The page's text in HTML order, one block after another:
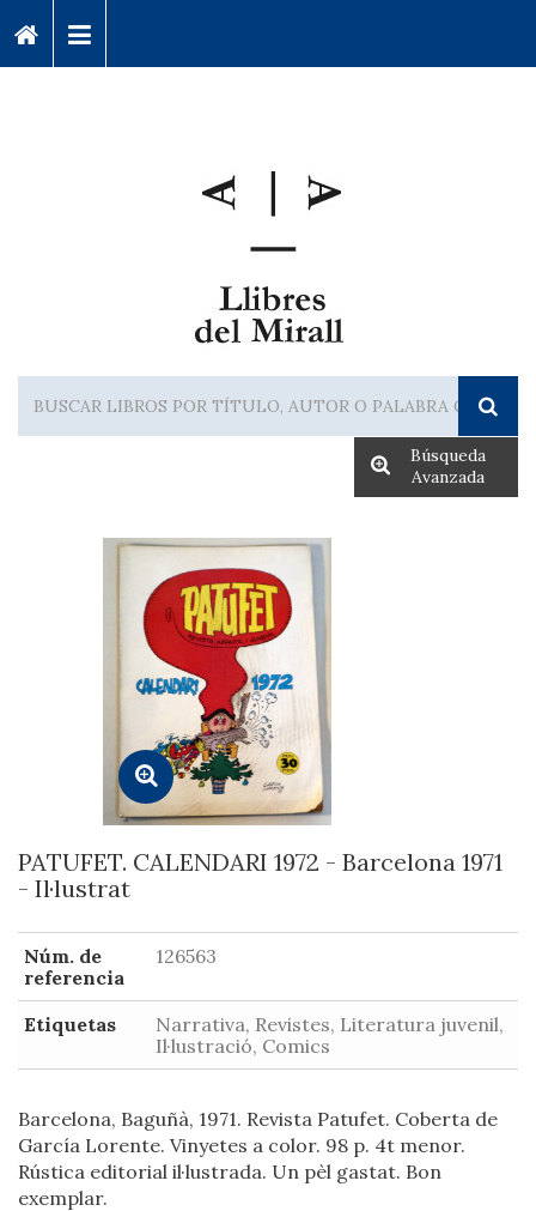
Búsqueda
Avanzada
PATUFET. CALENDARI 1972 - Barcelona 1971
- Il·lustrat
Núm. de
referencia
126563
Etiquetas
Narrativa, Revistes, Literatura juvenil,
Il·lustració, Comics
Barcelona, Baguñà, 1971. Revista Patufet. Coberta de
García Lorente. Vinyetes a color. 98 p. 4t menor.
Rústica editorial il·lustrada. Un pèl gastat. Bon
exemplar.